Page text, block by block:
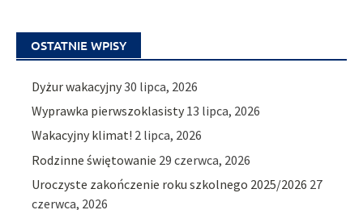
OSTATNIE WPISY
Dyżur wakacyjny30 lipca, 2026
Wyprawka pierwszoklasisty 13 lipca, 2026
Wakacyjny klimat! 2 lipca, 2026
Rodzinne świętowanie 29 czerwca, 2026
Uroczyste zakończenie roku szkolnego 2025/2026 27
czerwca, 2026